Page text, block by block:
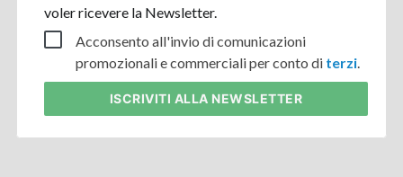
voler ricevere la Newsletter.
Acconsento all'invio di comunicazioni
promozionali e commerciali per conto di terzi.
ISCRIVITI ALLA NEWSLETTER